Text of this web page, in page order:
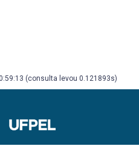
(consulta levou 0.121893s)